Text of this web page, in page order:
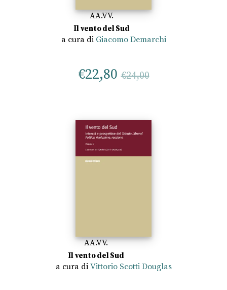
AA.VV.
Il vento del Sud
a cura di Giacomo Demarchi
€22,80 €24,00
AA.VV.
Il vento del Sud
a cura di Vittorio Scotti Douglas